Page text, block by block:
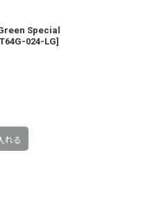
Special
T64G-024-LG]
れる